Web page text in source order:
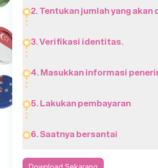
2. Tentukan jumlah yang akan
3. Verifikasi identitas.
4. Masukkan informasi
5. Lakukan pembayaran
6. Saatnya bersantai